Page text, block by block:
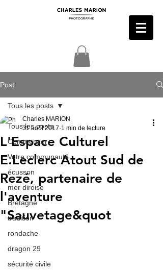
Post
Tous les posts
Commencer
Votre communauté
écusson
mer diroise
Bretagne
tradition
rondache
dragon 29
sécurité civile
Tous les posts
L'Espace Culturel
E.Leclerc Atout Sud de
Rezé, partenaire de
l'aventure
"Sauvetage&quot
Charles MARION
31 août 2017 1 min de lecture